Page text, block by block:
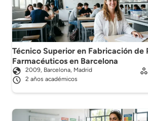
Técnico Superior en Fabricación de
Farmacéuticos en Barcelona
2009, Barcelona, Madrid
2 años académicos